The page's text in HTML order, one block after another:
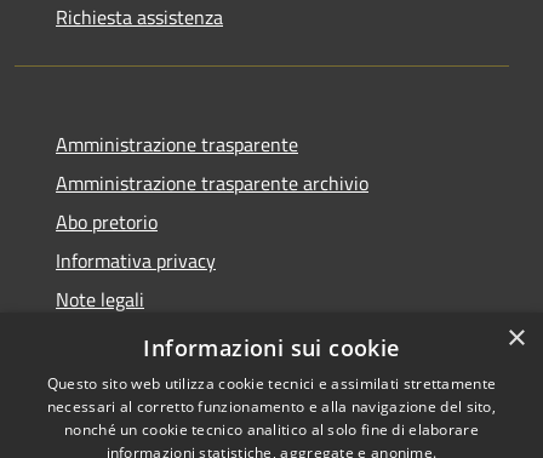
Richiesta assistenza
Amministrazione trasparente
Amministrazione trasparente archivio
Abo pretorio
Informativa privacy
Note legali
Dichiarazione di accessibilità
×
Informazioni sui cookie
Questo sito web utilizza cookie tecnici e assimilati strettamente
necessari al corretto funzionamento e alla navigazione del sito,
nonché un cookie tecnico analitico al solo fine di elaborare
informazioni statistiche, aggregate e anonime.